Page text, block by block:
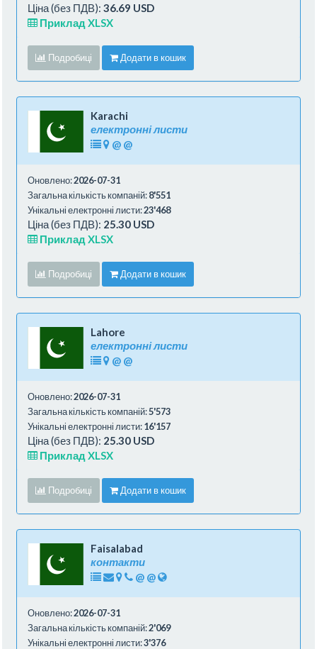
Ціна (без ПДВ): 36.69 USD
Приклад XLSX
Подробиці Додати в кошик
Karachi
електронні листи
@ @
Оновлено:2026-07-31
Загальна кількість компаній:8'551
Унікальні електронні листи:23'468
Ціна (без ПДВ): 25.30 USD
Приклад XLSX
Подробиці Додати в кошик
Lahore
електронні листи
@ @
Оновлено:2026-07-31
Загальна кількість компаній:5'573
Унікальні електронні листи:16'157
Ціна (без ПДВ): 25.30 USD
Приклад XLSX
Подробиці Додати в кошик
Faisalabad
контакти
@ @
Оновлено:2026-07-31
Загальна кількість компаній:2'069
Унікальні електронні листи:3'376